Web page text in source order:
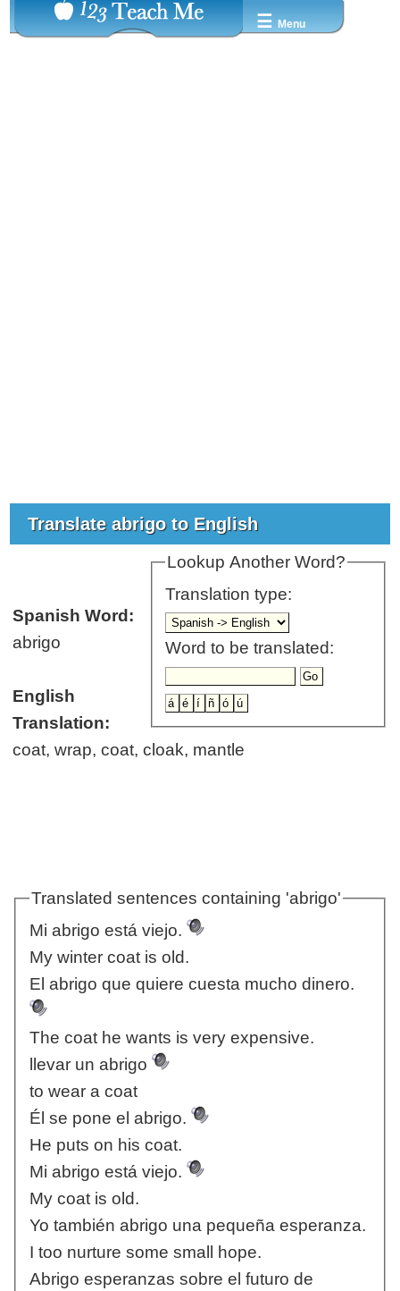
☰ Menu
Translate abrigo to English
Lookup Another Word?
Translation type:
Word to be translated:
Spanish Word:
abrigo
English
Translation:
coat, wrap, coat, cloak, mantle
Translated sentences containing 'abrigo'
Mi abrigo está viejo.
My winter coat is old.
El abrigo que quiere cuesta mucho dinero.
The coat he wants is very expensive.
llevar un abrigo
to wear a coat
Él se pone el abrigo.
He puts on his coat.
Mi abrigo está viejo.
My coat is old.
Yo también abrigo una pequeña esperanza.
I too nurture some small hope.
Abrigo esperanzas sobre el futuro de